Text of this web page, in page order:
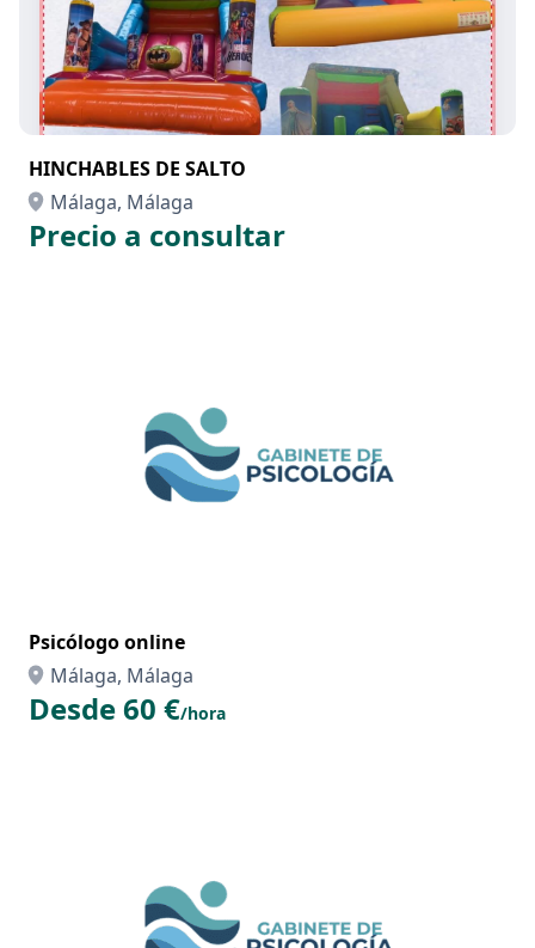
HINCHABLES DE SALTO
Málaga, Málaga
Precio a consultar
Psicólogo online
Málaga, Málaga
Desde 60 €/hora